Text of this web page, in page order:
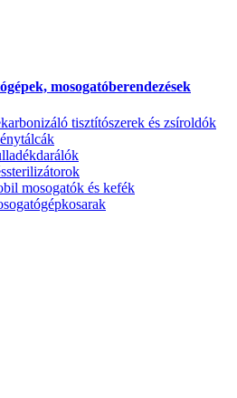
mosogatóberendezések
tisztítószerek és zsíroldók
mosogatók és kefék